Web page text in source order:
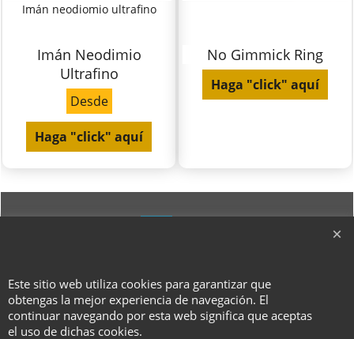
Imán neodiomio ultrafino
Imán Neodimio
Ultrafino
Desde
Haga "click" aquí
No Gimmick Ring
Haga "click" aquí
To create online store ShopFactory eCommerce software was used.
Este sitio web utiliza cookies para garantizar que
obtengas la mejor experiencia de navegación. El
continuar navegando por esta web significa que aceptas
el uso de dichas cookies.